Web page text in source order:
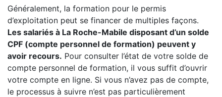
Généralement, la formation pour le permis
d’exploitation peut se financer de multiples façons.
Les salariés à La Roche-Mabile disposant d’un solde
CPF (compte personnel de formation) peuvent y
avoir recours. Pour consulter l’état de votre solde de
compte personnel de formation, il vous suffit d’ouvrir
votre compte en ligne. Si vous n’avez pas de compte,
le processus à suivre n’est pas particulièrement